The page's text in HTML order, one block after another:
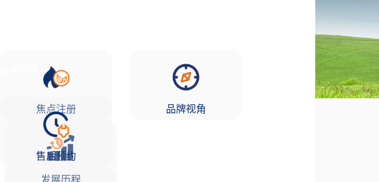
售后预约
焦点注册
发展历程
品牌视角